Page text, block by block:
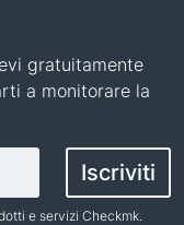
gratuitamente
a monitorare la
Iscriviti
e servizi Checkmk.